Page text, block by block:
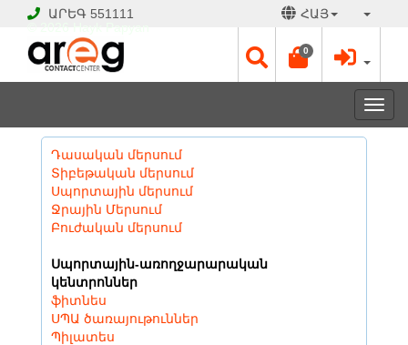
ԱՐԵԳ 551111 ՀԱՅ
0
Դասական մերսում
Տիբեթական մերսում
Սպորտային մերսում
Ջրային Մերսում
Բուժական մերսում
Սպորտային-առողջարարական
կենտրոններ
ֆիտնես
ՍՊԱ ծառայութուններ
Պիլատես